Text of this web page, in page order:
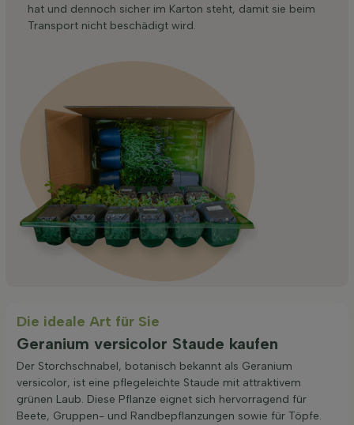
hat und dennoch sicher im Karton steht, damit sie beim
Transport nicht beschädigt wird.
Die ideale Art für Sie
Geranium versicolor Staude kaufen
Der Storchschnabel, botanisch bekannt als Geranium
versicolor, ist eine pflegeleichte Staude mit attraktivem
grünen Laub. Diese Pflanze eignet sich hervorragend für
Beete, Gruppen- und Randbepflanzungen sowie für Töpfe.